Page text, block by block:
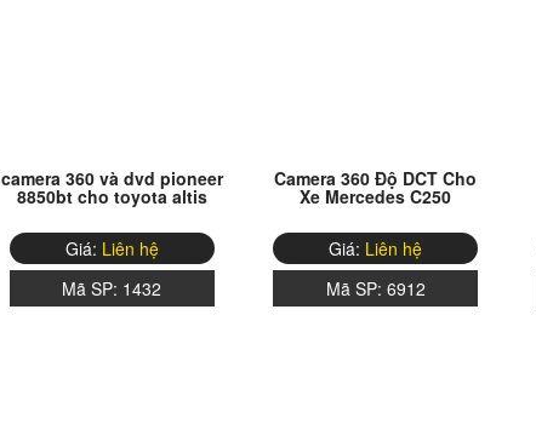
camera 360 và dvd pioneer
8850bt cho toyota altis
Giá: Liên hệ
Mã SP: 1432
Camera 360 Độ DCT Cho
Xe Mercedes C250
Giá: Liên hệ
Mã SP: 6912